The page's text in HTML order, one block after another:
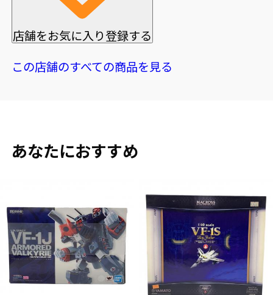
店舗をお気に入り登録する
この店舗のすべての商品を見る
あなたにおすすめ